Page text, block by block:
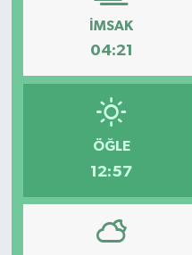
İMSAK
04:21
ÖĞLE
12:57